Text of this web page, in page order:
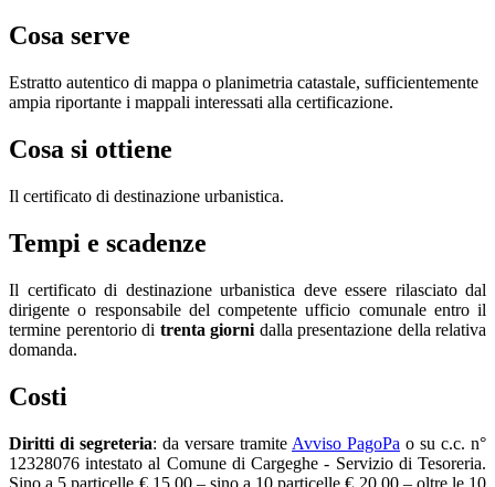
Cosa serve
Estratto autentico di mappa o planimetria catastale, sufficientemente
ampia riportante i mappali interessati alla certificazione.
Cosa si ottiene
Il certificato di destinazione urbanistica.
Tempi e scadenze
Il certificato di destinazione urbanistica deve essere rilasciato dal
dirigente o responsabile del competente ufficio comunale entro il
termine perentorio di trenta giorni dalla presentazione della relativa
domanda.
Costi
Diritti di segreteria: da versare tramite Avviso PagoPa o su c.c. n°
12328076 intestato al Comune di Cargeghe - Servizio di Tesoreria.
Sino a 5 particelle € 15,00 – sino a 10 particelle € 20,00 – oltre le 10